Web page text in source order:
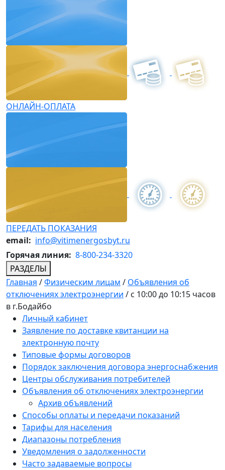
ОНЛАЙН-ОПЛАТА
ПЕРЕДАТЬ ПОКАЗАНИЯ
email: info@vitimenergosbyt.ru
Горячая линия: 8-800-234-3320
РАЗДЕЛЫ
Главная /Физическим лицам / Объявления об
отключениях электроэнергии / с 10:00 до 10:15 часов
в г.Бодайбо
Личный кабинет
Заявление по доставке квитанции на
электронную почту
Типовые формы договоров
Порядок заключения договора энергоснабжения
Центры обслуживания потребителей
Объявления об отключениях электроэнергии
Архив объявлений
Способы оплаты и передачи показаний
Тарифы для населения
Диапазоны потребления
Уведомления о задолженности
Часто задаваемые вопросы